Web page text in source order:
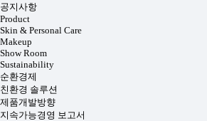
공지사항
Product
Skin & Personal Care
Makeup
Show Room
Sustainability
순환경제
친환경 솔루션
제품개발방향
지속가능경영 보고서